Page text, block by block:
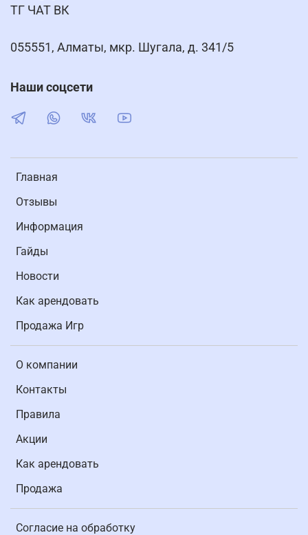
Главная
Отзывы
Информация
Гайды
Новости
Как арендовать
Продажа Игр
О компании
Контакты
Правила
Акции
Как арендовать
Продажа
Согласие на обработку
ТГ ЧАТ ВК
055551, Алматы, мкр. Шугала, д. 341/5
Наши соцсети